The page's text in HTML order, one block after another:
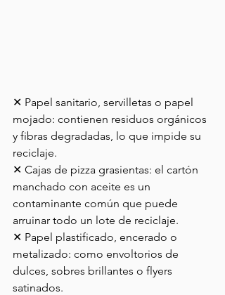
✕ Papel sanitario, servilletas o papel
mojado: contienen residuos orgánicos
y fibras degradadas, lo que impide su
reciclaje.
✕ Cajas de pizza grasientas: el cartón
manchado con aceite es un
contaminante común que puede
arruinar todo un lote de reciclaje.
✕ Papel plastificado, encerado o
metalizado: como envoltorios de
dulces, sobres brillantes o flyers
satinados.